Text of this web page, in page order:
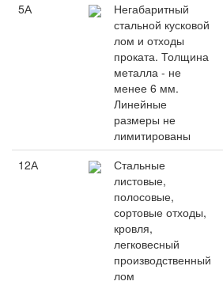
5А
Негабаритный
стальной кусковой
лом и отходы
проката. Толщина
металла - не
менее 6 мм.
Линейные
размеры не
лимитированы
12А
Стальные
листовые,
полосовые,
сортовые отходы,
кровля,
легковесный
производственный
лом